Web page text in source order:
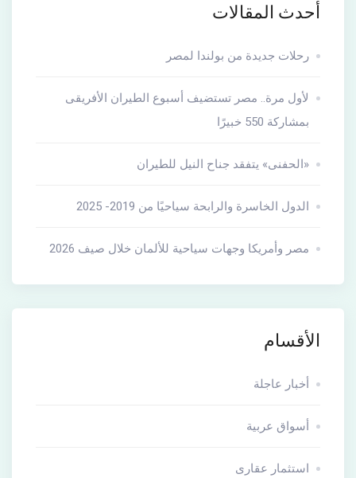
أحدث المقالات
رحلات جديدة من بولندا لمصر
لأول مرة.. مصر تستضيف أسبوع الطيران الأفريقى
بمشاركة 550 خبيرًا
«الحفنى» يتفقد جناح النيل للطيران
الدول الخاسرة والرابحة سياحيًا من 2019- 2025
مصر وأمريكا وجهات سياحية للألمان خلال صيف 2026
الأقسام
أخبار عاجلة
أسواق عربية
استثمار عقارى